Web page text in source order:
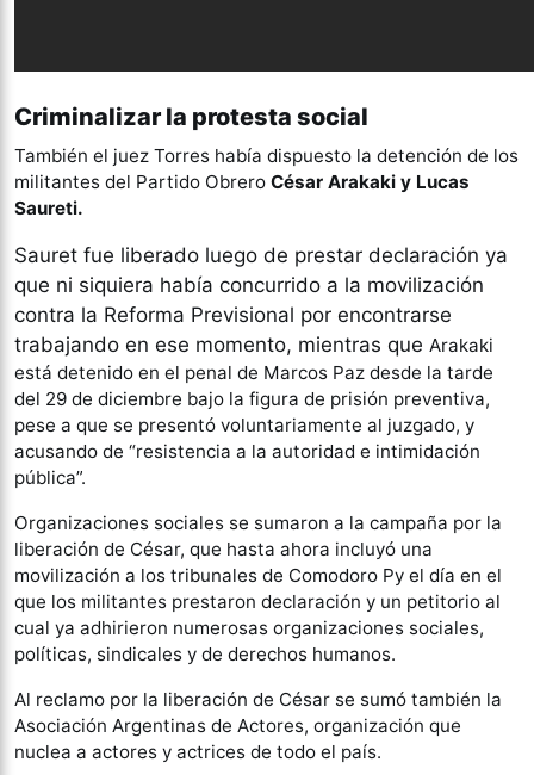
Criminalizar la protesta social
También el juez Torres había dispuesto la detención de los
militantes del Partido Obrero César Arakaki y Lucas
Saureti.
Sauret fue liberado luego de prestar declaración ya
que ni siquiera había concurrido a la movilización
contra la Reforma Previsional por encontrarse
trabajando en ese momento, mientras que Arakaki
está detenido en el penal de Marcos Paz desde la tarde
del 29 de diciembre bajo la figura de prisión preventiva,
pese a que se presentó voluntariamente al juzgado, y
acusando de “resistencia a la autoridad e intimidación
pública”.
Organizaciones sociales se sumaron a la campaña por la
liberación de César, que hasta ahora incluyó una
movilización a los tribunales de Comodoro Py el día en el
que los militantes prestaron declaración y un petitorio al
cual ya adhirieron numerosas organizaciones sociales,
políticas, sindicales y de derechos humanos.
Al reclamo por la liberación de César se sumó también la
Asociación Argentinas de Actores, organización que
nuclea a actores y actrices de todo el país.